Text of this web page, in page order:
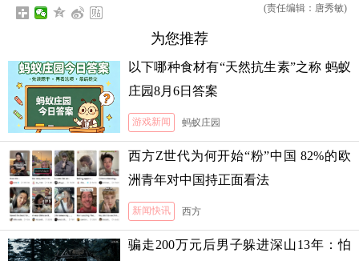
(责任编辑：唐秀敏)
为您推荐
以下哪种食材有“天然抗生素”之称 蚂蚁
庄园8月6日答案
游戏新闻 蚂蚁庄园
西方Z世代为何开始“粉”中国 82%的欧
洲青年对中国持正面看法
新闻快讯 西方
骗走200万元后男子躲进深山13年：怕